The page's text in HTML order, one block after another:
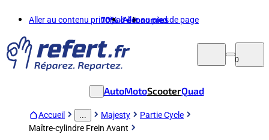
Aller au contenu principalAller au pied de page
70%d'économies
0
AutoMotoScooterQuad
Accueil Majesty
Partie Cycle
Maître-cylindre Frein Avant